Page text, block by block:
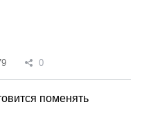
0
поменять